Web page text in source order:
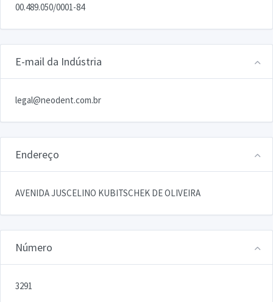
00.489.050/0001-84
E-mail da Indústria
legal@neodent.com.br
Endereço
AVENIDA JUSCELINO KUBITSCHEK DE OLIVEIRA
Número
3291